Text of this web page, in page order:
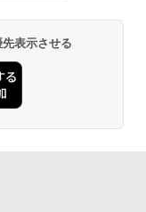
表示させる